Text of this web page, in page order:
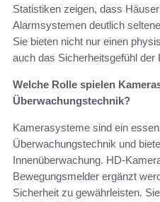
Statistiken zeigen, dass
Alarmsystemen deutlich
Sie bieten nicht nur einen
auch das Sicherheitsgefühl der
Welche Rolle spielen
Überwachungstechnik?
Kamerasysteme sind ein
Überwachungstechnik und
Innenüberwachung. HD-
Bewegungsmelder ergänzt
Sicherheit zu gewährleisten.